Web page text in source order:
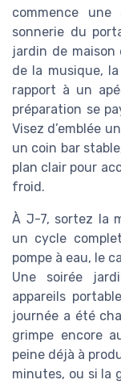
commence
sonnerie du
jardin de
de la musique,
rapport à un
préparation se
Visez d’emblée
un coin bar
plan clair pour
froid.
À J-7, sortez la
un cycle
pompe à eau, le
Une soirée
appareils
journée a été
grimpe encore
peine déjà à
minutes, ou si la